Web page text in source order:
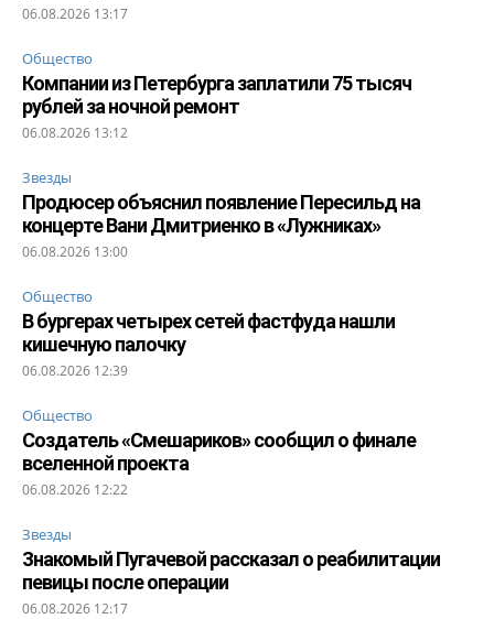
06.08.2026 13:17
Общество
Компании из Петербурга заплатили 75 тысяч
рублей за ночной ремонт
06.08.2026 13:12
Звезды
Продюсер объяснил появление Пересильд на
концерте Вани Дмитриенко в «Лужниках»
06.08.2026 13:00
Общество
В бургерах четырех сетей фастфуда нашли
кишечную палочку
06.08.2026 12:39
Общество
Создатель «Смешариков» сообщил о финале
вселенной проекта
06.08.2026 12:22
Звезды
Знакомый Пугачевой рассказал о реабилитации
певицы после операции
06.08.2026 12:17